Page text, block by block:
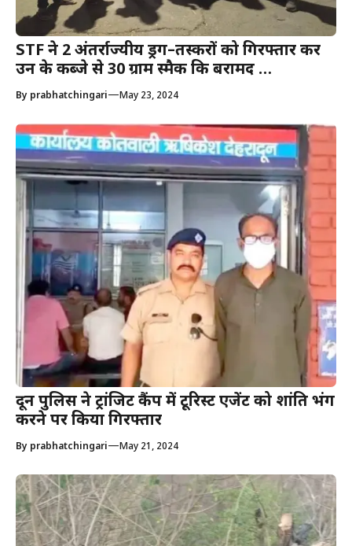
STF ने 2 अंतर्राज्यीय ड्रग–तस्करों को गिरफ्तार कर
उन के कब्जे से 30 ग्राम स्मैक कि बरामद …
By prabhatchingari—May 23, 2024
दून पुलिस ने ट्रांजिट कैंप में टूरिस्ट एजेंट को शांति भंग
करने पर किया गिरफ्तार
By prabhatchingari—May 21, 2024